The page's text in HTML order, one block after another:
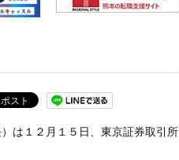
は１２月１５日、東京証券取引所